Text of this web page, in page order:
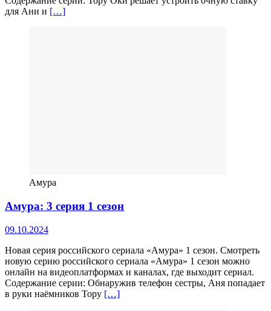
для Ани и […]
Амура
Амура: 3 серия 1 сезон
09.10.2024
Новая серия российского сериала «Амура» 1 сезон. Смотреть
новую серию российского сериала «Амура» 1 сезон можно
онлайн на видеоплатформах и каналах, где выходит сериал.
Содержание серии: Обнаружив телефон сестры, Аня попадает
в руки наёмников Тору […]